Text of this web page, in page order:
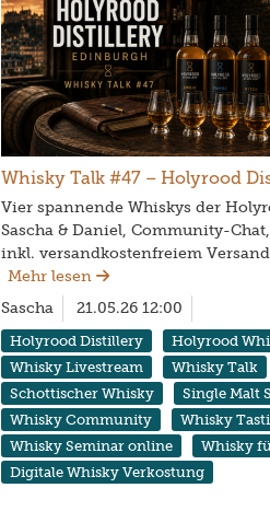
Whisky Talk #47 – Holyrood
Vier spannende Whiskys der
Sascha & Daniel, Community-
inkl. versandkostenfreiem
Mehr lesen
Sascha
21.05.26 12:00
Holyrood Distillery Holyrood
Whisky Livestream
Whisky Talk
Schottischer Whisky
Single Malt
Whisky Community
Whisky
Whisky Seminar online
Whisky
Digitale Whisky Verkostung